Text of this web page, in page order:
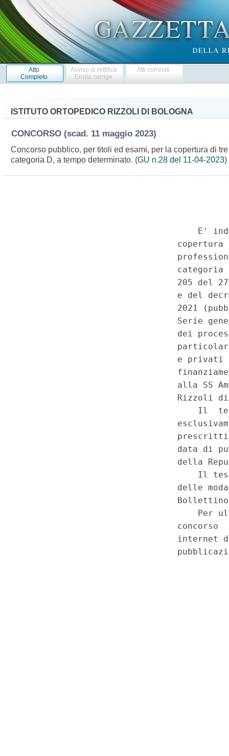
Atto
Completo
Avviso di rettifica
Errata corrige
Atti correlati
ISTITUTO ORTOPEDICO RIZZOLI DI BOLOGNA
CONCORSO (scad. 11 maggio 2023)
Concorso pubblico, per titoli ed esami, per la copertura di
categoria D, a tempo determinato. (GU n.28 del 11-04-2023)